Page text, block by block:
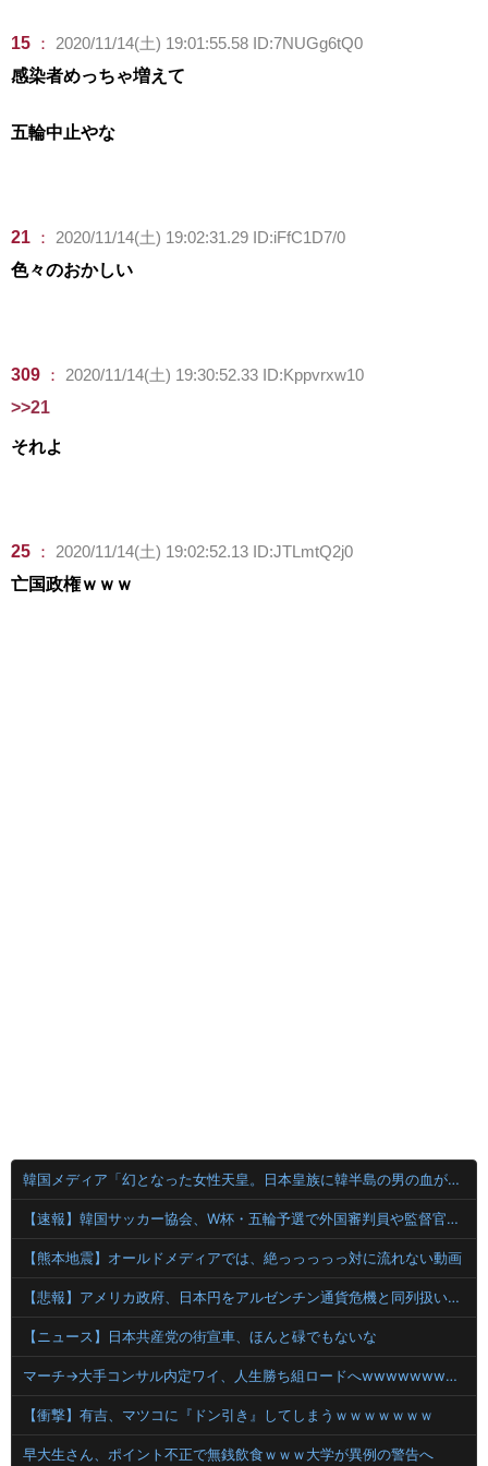
15 ：
2020/11/14(土) 19:01:55.58 ID:7NUGg6tQ0
感染者めっちゃ増えて
五輪中止やな
21 ：
2020/11/14(土) 19:02:31.29 ID:iFfC1D7/0
色々のおかしい
309 ：
2020/11/14(土) 19:30:52.33 ID:Kppvrxw10
>>21
それよ
25 ：
2020/11/14(土) 19:02:52.13 ID:JTLmtQ2j0
亡国政権ｗｗｗ
韓国メディア「幻となった女性天皇。日本皇族に韓半島の男の血が入る可能性がゼロに・・・」
【速報】韓国サッカー協会、W杯・五輪予選で外国審判員や監督官を性接待！！！！
【熊本地震】オールドメディアでは、絶っっっっっ対に流れない動画
【悲報】アメリカ政府、日本円をアルゼンチン通貨危機と同列扱いへ・・・
【ニュース】日本共産党の街宣車、ほんと碌でもないな
マーチ→大手コンサル内定ワイ、人生勝ち組ロードへwwwwwwwwwwwwwwwwww
【衝撃】有吉、マツコに『ドン引き』してしまうｗｗｗｗｗｗｗ
早大生さん、ポイント不正で無銭飲食ｗｗｗ大学が異例の警告へ